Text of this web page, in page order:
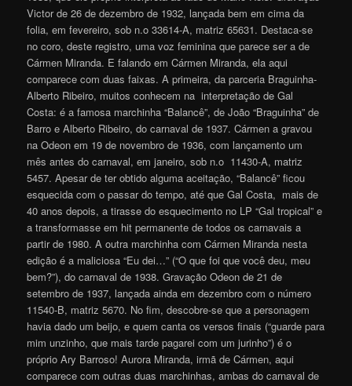
Victor de 26 de dezembro de 1932, lançada bem em cima da
folia, em fevereiro, sob n.o 33614-A, matriz 65631. Destaca-se
no coro, deste registro, uma voz feminina que parece ser a de
Cármen Miranda. E falando em Cármen Miranda, ela aqui
comparece com duas faixas. A primeira, da parceria Braguinha-
Alberto Ribeiro, muitos conhecem na interpretação de Gal
Costa: é a famosa marchinha “Balancê”, de João “Braguinha” de
Barro e Alberto Ribeiro, do carnaval de 1937. Cármen a gravou
na Odeon em 19 de novembro de 1936, com lançamento um
mês antes do carnaval, em janeiro, sob n.o 11430-A, matriz
5457. Apesar de ter obtido alguma aceitação, “Balancê” ficou
esquecida com o passar do tempo, até que Gal Costa, mais de
40 anos depois, a tirasse do esquecimento no LP “Gal tropical” e
a transformasse em hit permanente de todos os carnavais a
partir de 1980. A outra marchinha com Cármen Miranda nesta
edição é a maliciosa “Eu dei…” (“O que foi que você deu, meu
bem?”), do carnaval de 1938. Gravação Odeon de 21 de
setembro de 1937, lançada ainda em dezembro com o número
11540-B, matriz 5670. No fim, descobre-se que a personagem
havia dado um beijo, e quem canta os versos finais (“guarde para
mim unzinho, que mais tarde pagarei com um jurinho”) é o
próprio Ary Barroso! Aurora Miranda, irmã de Cármen, aqui
comparece com outras duas marchinhas, ambas do carnaval de